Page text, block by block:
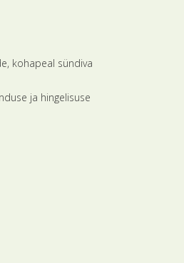
kohapeal sündiva
ja hingelisuse